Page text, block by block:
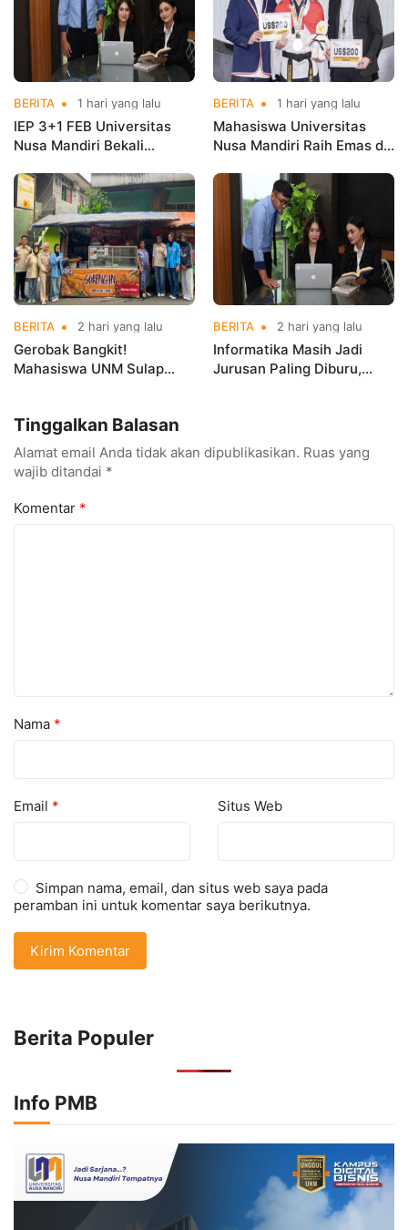
BERITA 1 hari yang lalu
IEP 3+1 FEB Universitas
Nusa Mandiri Bekali
Kerja Sebelum Lulus
BERITA 1 hari yang lalu
Mahasiswa Universitas
Nusa Mandiri Raih Emas di
Indonesia Open
Championships 2026
BERITA 2 hari yang lalu
Gerobak Bangkit!
Mahasiswa UNM Sulap
BERITA 2 hari yang lalu
Informatika Masih Jadi
Jurusan Paling Diburu,
Tinggalkan Balasan
Alamat email Anda tidak akan dipublikasikan. Ruas yang
wajib ditandai *
Komentar *
Nama *
Email * Situs Web
Simpan nama, email, dan situs web saya pada
peramban ini untuk komentar saya berikutnya.
Berita Populer
Info PMB